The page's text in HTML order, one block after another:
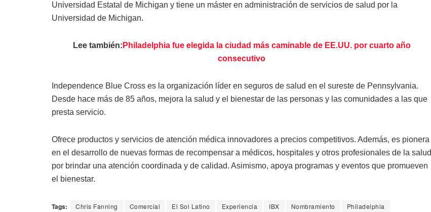
Universidad Estatal de Michigan y tiene un máster en administración de servicios de salud por la
Universidad de Michigan.
Lee también: Philadelphia fue elegida la ciudad más caminable de EE.UU. por cuarto año
consecutivo
Independence Blue Cross es la organización líder en seguros de salud en el sureste de Pennsylvania.
Desde hace más de 85 años, mejora la salud y el bienestar de las personas y las comunidades a las que
presta servicio.
Ofrece productos y servicios de atención médica innovadores a precios competitivos. Además, es pionera
en el desarrollo de nuevas formas de recompensar a médicos, hospitales y otros profesionales de la salud
por brindar una atención coordinada y de calidad. Asimismo, apoya programas y eventos que promueven
el bienestar.
Tags: Chris Fanning Comercial El Sol Latino Experiencia IBX Nombramiento Philadelphia